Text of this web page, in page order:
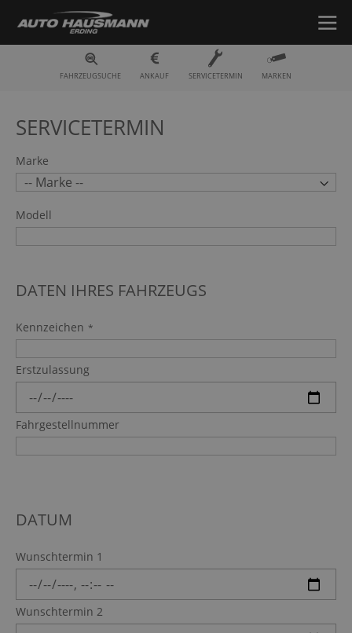
Fahrzeugsuche
FAHRZEUGSUCHE ANKAUF SERVICETERMIN MARKEN
SERVICETERMIN
Marke
Modell
DATEN IHRES FAHRZEUGS
Kennzeichen
Erstzulassung
Fahrgestellnummer
DATUM
Wunschtermin 1
Wunschtermin 2